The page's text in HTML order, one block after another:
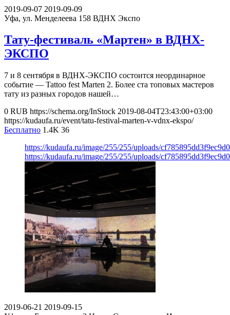
2019-09-07 2019-09-09
Уфа, ул. Менделеева 158 ВДНХ Экспо
Тату-фестиваль «Мартен» в ВДНХ-
ЭКСПО
7 и 8 сентября в ВДНХ-ЭКСПО состоится неординарное
событие — Tattoo fest Marten 2. Более ста топовых мастеров
тату из разных городов нашей…
0 RUB https://schema.org/InStock 2019-08-04T23:43:00+03:00
https://kudaufa.ru/event/tatu-festival-marten-v-vdnx-ekspo/
Бесплатно 1.4K 36
https://kudaufa.ru/image/255/255/uploads/
https://kudaufa.ru/image/255/255/uploads/
2019-06-21 2019-09-15